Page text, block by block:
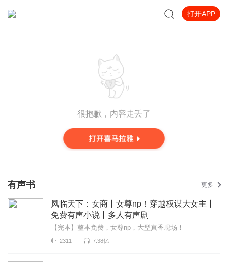
打开APP
很抱歉，内容走丢了
有声书 更多
凤临天下：女商丨女尊np！穿越权谋大女主丨
免费有声小说丨多人有声剧
【完本】整本免费，女尊np，大型真香现场！
2311 7.38亿